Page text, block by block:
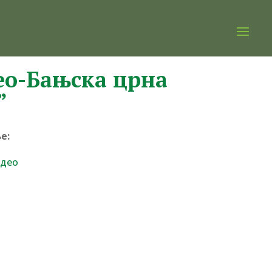
Бањска црна